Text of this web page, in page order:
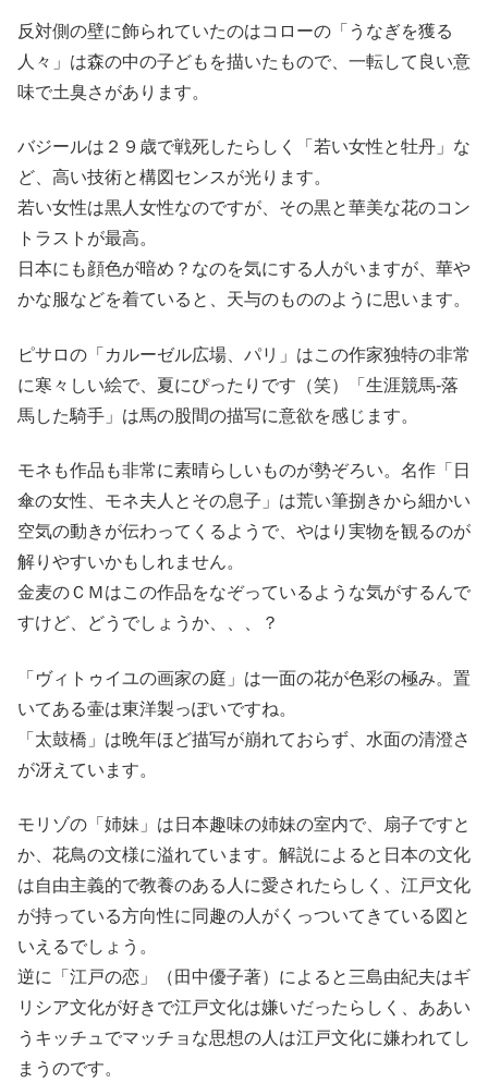
反対側の壁に飾られていたのはコローの「うなぎを獲る
人々」は森の中の子どもを描いたもので、一転して良い意
味で土臭さがあります。
バジールは２９歳で戦死したらしく「若い女性と牡丹」な
ど、高い技術と構図センスが光ります。
若い女性は黒人女性なのですが、その黒と華美な花のコン
トラストが最高。
日本にも顔色が暗め？なのを気にする人がいますが、華や
かな服などを着ていると、天与のもののように思います。
ピサロの「カルーゼル広場、パリ」はこの作家独特の非常
に寒々しい絵で、夏にぴったりです（笑）「生涯競馬-落
馬した騎手」は馬の股間の描写に意欲を感じます。
モネも作品も非常に素晴らしいものが勢ぞろい。名作「日
傘の女性、モネ夫人とその息子」は荒い筆捌きから細かい
空気の動きが伝わってくるようで、やはり実物を観るのが
解りやすいかもしれません。
金麦のＣＭはこの作品をなぞっているような気がするんで
すけど、どうでしょうか、、、？
「ヴィトゥイユの画家の庭」は一面の花が色彩の極み。置
いてある壷は東洋製っぽいですね。
「太鼓橋」は晩年ほど描写が崩れておらず、水面の清澄さ
が冴えています。
モリゾの「姉妹」は日本趣味の姉妹の室内で、扇子ですと
か、花鳥の文様に溢れています。解説によると日本の文化
は自由主義的で教養のある人に愛されたらしく、江戸文化
が持っている方向性に同趣の人がくっついてきている図と
いえるでしょう。
逆に「江戸の恋」（田中優子著）によると三島由紀夫はギ
リシア文化が好きで江戸文化は嫌いだったらしく、ああい
うキッチュでマッチョな思想の人は江戸文化に嫌われてし
まうのです。